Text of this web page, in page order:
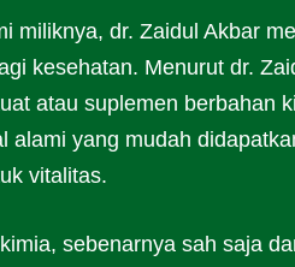
miliknya, dr. Zaidul Akbar
kesehatan. Menurut dr.
atau suplemen berbahan
alami yang mudah
vitalitas.
sebenarnya sah saja